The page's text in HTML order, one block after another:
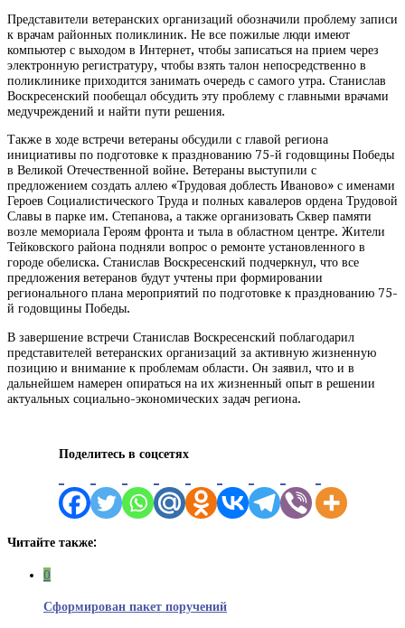
Представители ветеранских организаций обозначили проблему записи
к врачам районных поликлиник. Не все пожилые люди имеют
компьютер с выходом в Интернет, чтобы записаться на прием через
электронную регистратуру, чтобы взять талон непосредственно в
поликлинике приходится занимать очередь с самого утра. Станислав
Воскресенский пообещал обсудить эту проблему с главными врачами
медучреждений и найти пути решения.
Также в ходе встречи ветераны обсудили с главой региона
инициативы по подготовке к празднованию 75-й годовщины Победы
в Великой Отечественной войне. Ветераны выступили с
предложением создать аллею «Трудовая доблесть Иваново» с именами
Героев Социалистического Труда и полных кавалеров ордена Трудовой
Славы в парке им. Степанова, а также организовать Сквер памяти
возле мемориала Героям фронта и тыла в областном центре. Жители
Тейковского района подняли вопрос о ремонте установленного в
городе обелиска. Станислав Воскресенский подчеркнул, что все
предложения ветеранов будут учтены при формировании
регионального плана мероприятий по подготовке к празднованию 75-
й годовщины Победы.
В завершение встречи Станислав Воскресенский поблагодарил
представителей ветеранских организаций за активную жизненную
позицию и внимание к проблемам области. Он заявил, что и в
дальнейшем намерен опираться на их жизненный опыт в решении
актуальных социально-экономических задач региона.
Поделитесь в соцсетях
Читайте также:
0
Сформирован пакет поручений